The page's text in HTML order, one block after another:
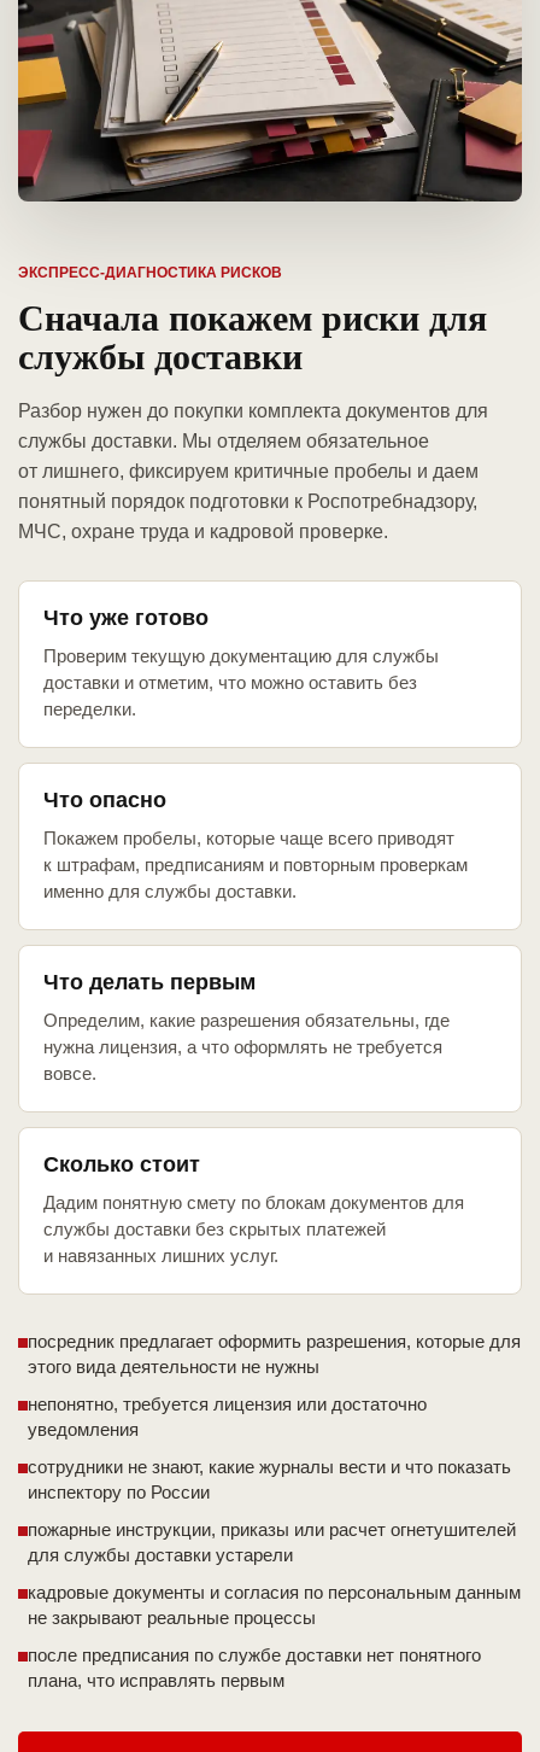
ЭКСПРЕСС-ДИАГНОСТИКА РИСКОВ
Сначала покажем риски для
службы доставки
Разбор нужен до покупки комплекта документов для
службы доставки. Мы отделяем обязательное
от лишнего, фиксируем критичные пробелы и даем
понятный порядок подготовки к Роспотребнадзору,
МЧС, охране труда и кадровой проверке.
Что уже готово
Проверим текущую документацию для службы
доставки и отметим, что можно оставить без
переделки.
Что опасно
Покажем пробелы, которые чаще всего приводят
к штрафам, предписаниям и повторным проверкам
именно для службы доставки.
Что делать первым
Определим, какие разрешения обязательны, где
нужна лицензия, а что оформлять не требуется
вовсе.
Сколько стоит
Дадим понятную смету по блокам документов для
службы доставки без скрытых платежей
и навязанных лишних услуг.
посредник предлагает оформить разрешения, которые для
этого вида деятельности не нужны
непонятно, требуется лицензия или достаточно
уведомления
сотрудники не знают, какие журналы вести и что показать
инспектору по России
пожарные инструкции, приказы или расчет огнетушителей
для службы доставки устарели
кадровые документы и согласия по персональным данным
не закрывают реальные процессы
после предписания по службе доставки нет понятного
плана, что исправлять первым